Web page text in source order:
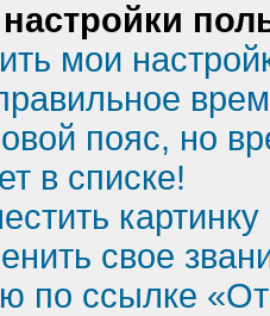
мои
пояс, но
в списке!
свое
по ссылке